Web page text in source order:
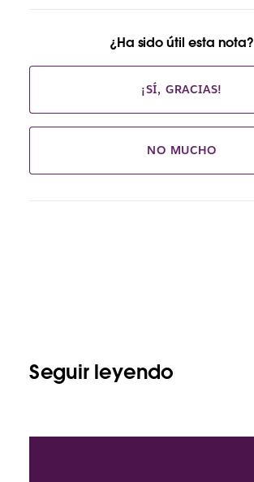
¿Ha sido útil esta nota?
¡SÍ, GRACIAS!
NO MUCHO
Seguir leyendo